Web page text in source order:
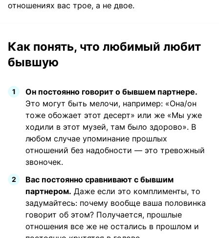
отношениях вас трое, а не двое.
Как понять, что любимый любит
бывшую
Он постоянно говорит о бывшем партнере.
Это могут быть мелочи, например: «Она/он
тоже обожает этот десерт» или же «Мы уже
ходили в этот музей, там было здорово». В
любом случае упоминание прошлых
отношений без надобности — это тревожный
звоночек.
Вас постоянно сравнивают с бывшим
партнером. Даже если это комплименты, то
задумайтесь: почему вообще ваша половинка
говорит об этом? Получается, прошлые
отношения все же не остались в прошлом и